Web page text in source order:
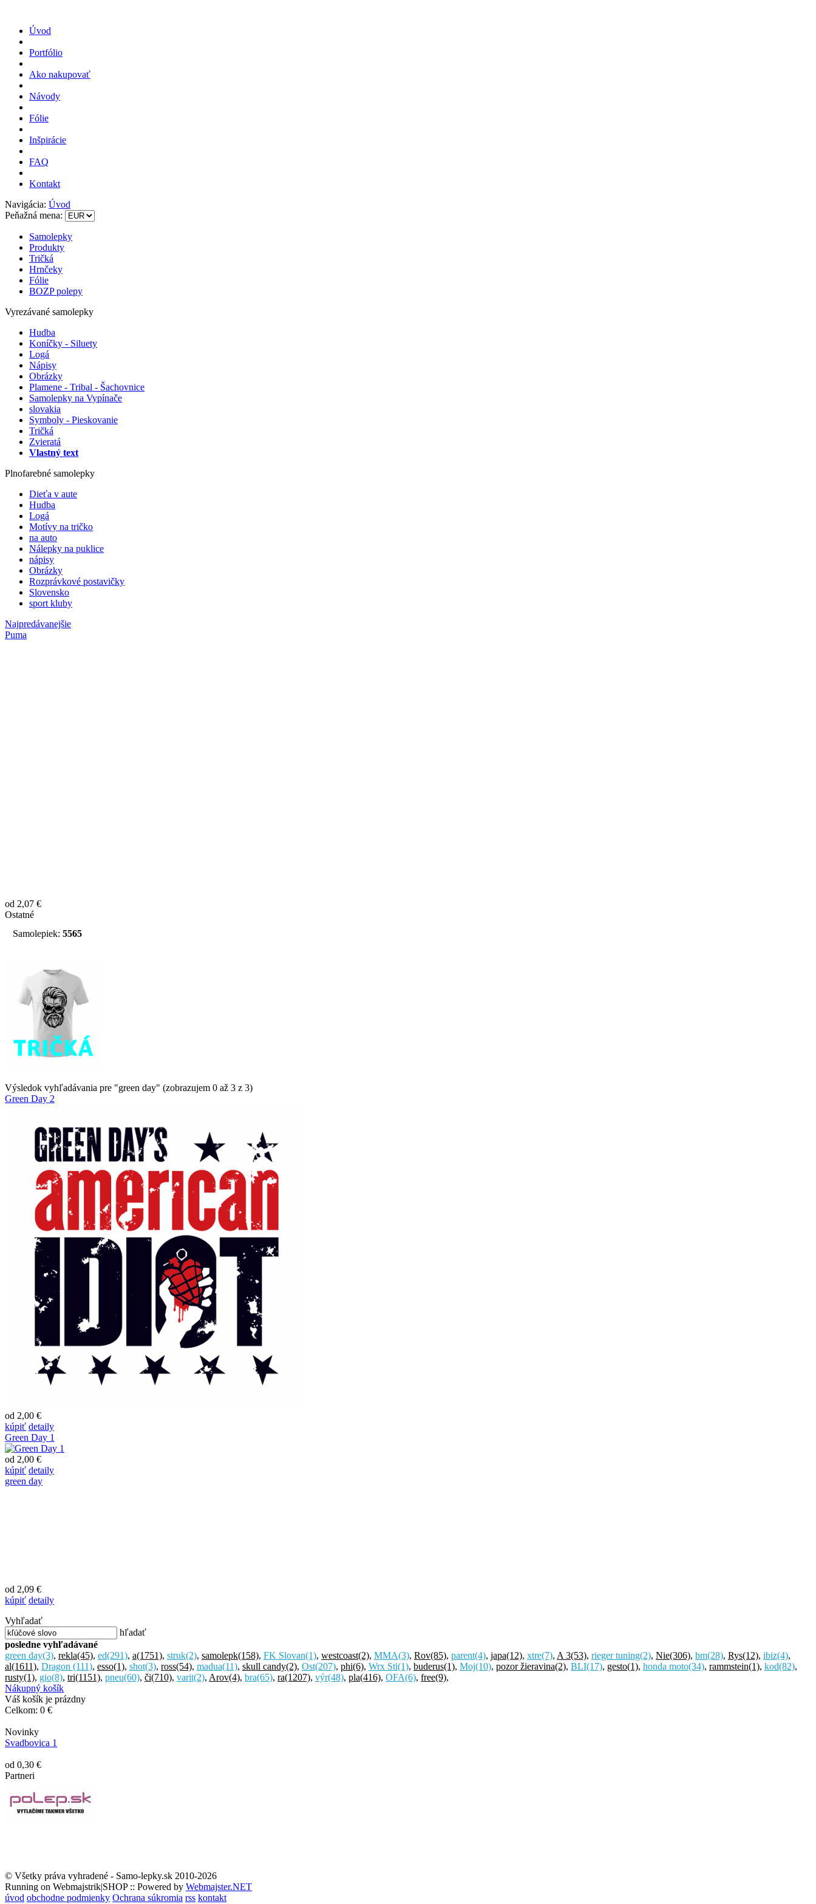
Úvod
Portfólio
Ako nakupovať
Návody
Fólie
Inšpirácie
FAQ
Kontakt
Navigácia: Úvod
Peňažná mena:
Samolepky
Produkty
Tričká
Hrnčeky
Fólie
BOZP polepy
Vyrezávané samolepky
Hudba
Koníčky - Siluety
Logá
Nápisy
Obrázky
Plamene - Tribal - Šachovnice
Samolepky na Vypínače
slovakia
Symboly - Pieskovanie
Tričká
Zvieratá
Vlastný text
Plnofarebné samolepky
Dieťa v aute
Hudba
Logá
Motívy na tričko
na auto
Nálepky na puklice
nápisy
Obrázky
Rozprávkové postavičky
Slovensko
sport kluby
Najpredávanejšie
Puma
od 2,07 €
Ostatné
Samolepiek: 5565
Výsledok vyhľadávania pre "green day" (zobrazujem 0 až 3 z 3)
Green Day 2
od 2,00 €
kúpiť detaily
Green Day 1
od 2,00 €
kúpiť detaily
green day
od 2,09 €
kúpiť detaily
Vyhľadať
hľadať
posledne vyhľadávané
green day(3), rekla(45), ed(291), a(1751), struk(2), samolepk(158), FK Slovan(1), westcoast(2), MMA(3), Rov(85), parent(4), japa(12), xtre(7), A 3(53), rieger tuning(2), Nie(306), bm(28), Rys(12), ibiz(4),
al(1611), Dragon (111), esso(1), shot(3), ross(54), madua(11), skull candy(2), Ost(207), phi(6), Wrx Sti(1), buderus(1), Moj(10), pozor žieravina(2), BLI(17), gesto(1), honda moto(34), rammstein(1), kod(82),
rusty(1), gio(8), tri(1151), pneu(60), či(710), varit(2), Arov(4), bra(65), ra(1207), výr(48), pla(416), OFA(6), free(9),
Nákupný košík
Váš košík je prázdny
Celkom: 0 €
Novinky
Svadbovica 1
od 0,30 €
Partneri
© Všetky práva vyhradené - Samo-lepky.sk 2010-2026
Running on Webmajstrik|SHOP :: Powered by Webmajster.NET
úvod obchodne podmienky Ochrana súkromia rss kontakt